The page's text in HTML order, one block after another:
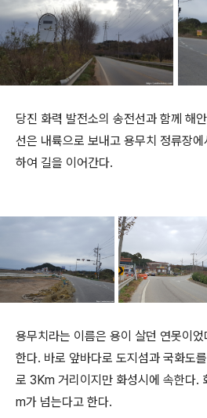
당진 화력 발전소의 송전선과 함께 해
선은 내륙으로 보내고 용무치 정류장
하여 길을 이어간다.
용무치라는 이름은 용이 살던 연못이
한다. 바로 앞바다로 도지섬과 국화도
로 3Km 거리이지만 화성시에 속한다.
m가 넘는다고 한다.